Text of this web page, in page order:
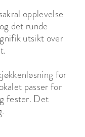
opplevelse
det runde
utsikt over
for
passer for
fester. Det